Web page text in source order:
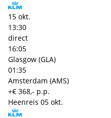
15 okt.
13:30
direct
16:05
Glasgow (GLA)
01:35
Amsterdam (AMS)
+€ 368,- p.p.
Heenreis 05 okt.